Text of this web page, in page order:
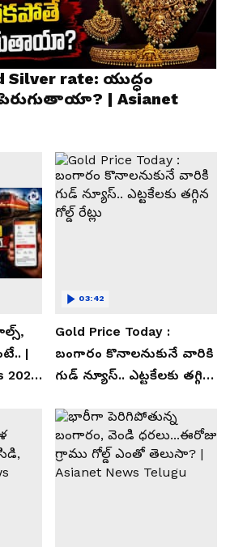
Silver rate: యుద్ధం
| Asianet
|
2026
Gold Price Today :
బంగారం కొనాలనుకునే వారికి
గుడ్ న్యూస్.. ఎట్టకేలకు తగ్గిన
03:42